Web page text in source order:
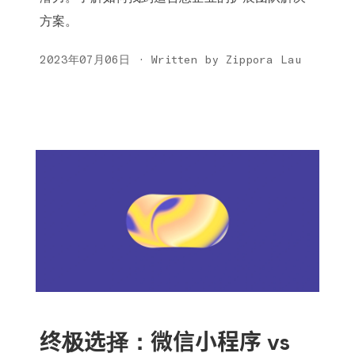
方案。
2023年07月06日 · Written by Zippora Lau
终极选择：微信小程序 vs